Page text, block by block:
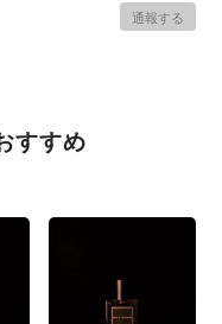
通報する
すすめ